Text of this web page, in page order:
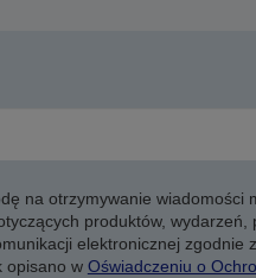
na otrzymywanie wiadomości
produktów, wydarzeń,
elektronicznej zgodnie
opisano w Oświadczeniu o